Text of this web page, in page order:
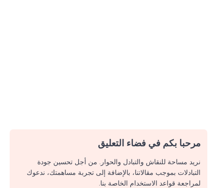
مرحبا بكم في فضاء التعليق
نريد مساحة للنقاش والتبادل والحوار. من أجل تحسين جودة
التبادلات بموجب مقالاتنا، بالإضافة إلى تجربة مساهمتك، ندعوك
لمراجعة قواعد الاستخدام الخاصة بنا.